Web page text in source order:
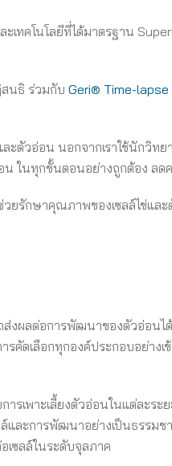
เทคโนโลยีที่ได้มาตรฐาน
สนธิ ร่วมกับ Geri® Time-
ะตัวอ่อน นอกจากเราใช้นักวิ
ในทุกขั้นตอนอย่างถูกต้อง ลด
วยรักษาคุณภาพของเซลล์ไข่แล
ส่งผลต่อการพัฒนาของตัวอ่อ
รคัดเลือกทุกองค์ประกอบอย่า
ารเพาะเลี้ยงตัวอ่อนในแต่ละ
และการพัฒนาอย่างเป็นธรร
ซลล์ในระดับจุลภาค